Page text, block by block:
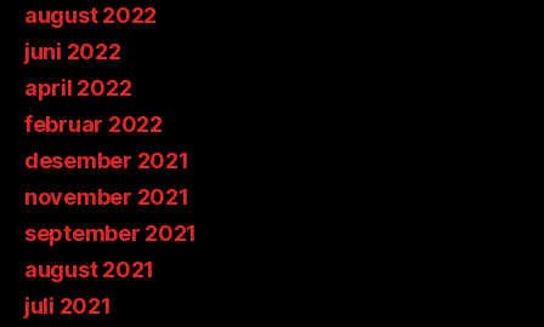
august 2022
juni 2022
april 2022
februar 2022
desember 2021
november 2021
september 2021
august 2021
juli 2021